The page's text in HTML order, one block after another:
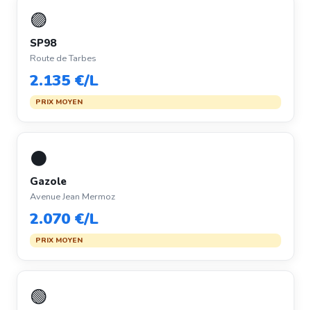
🟣
SP98
Route de Tarbes
2.135 €/L
PRIX MOYEN
⚫
Gazole
Avenue Jean Mermoz
2.070 €/L
PRIX MOYEN
🟢